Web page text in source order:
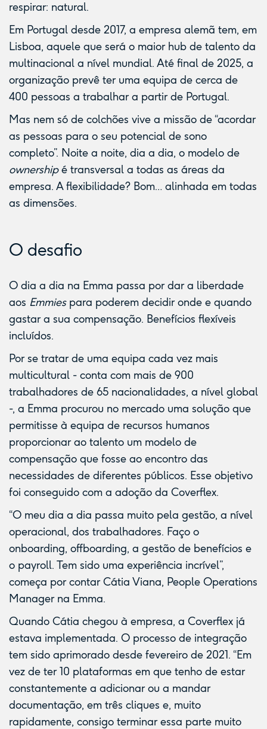
respirar: natural.
Em Portugal desde 2017, a empresa alemã tem, em
Lisboa, aquele que será o maior hub de talento da
multinacional a nível mundial. Até final de 2025, a
organização prevê ter uma equipa de cerca de
400 pessoas a trabalhar a partir de Portugal.
Mas nem só de colchões vive a missão de “acordar
as pessoas para o seu potencial de sono
completo”. Noite a noite, dia a dia, o modelo de
ownershipé transversal a todas as áreas da
empresa. A flexibilidade? Bom… alinhada em todas
as dimensões.
O desafio
O dia a dia na Emma passa por dar a liberdade
aos Emmiespara poderem decidir onde e quando
gastar a sua compensação. Benefícios flexíveis
incluídos.
Por se tratar de uma equipa cada vez mais
multicultural - conta com mais de 900
trabalhadores de 65 nacionalidades, a nível global
-, a Emma procurou no mercado uma solução que
permitisse à equipa de recursos humanos
proporcionar ao talento um modelo de
compensação que fosse ao encontro das
necessidades de diferentes públicos. Esse objetivo
foi conseguido com a adoção da Coverflex.
“O meu dia a dia passa muito pela gestão, a nível
operacional, dos trabalhadores. Faço o
onboarding, offboarding, a gestão de benefícios e
o payroll. Tem sido uma experiência incrível”,
começa por contar Cátia Viana, People Operations
Manager na Emma.
Quando Cátia chegou à empresa, a Coverflex já
estava implementada. O processo de integração
tem sido aprimorado desde fevereiro de 2021. “Em
vez de ter 10 plataformas em que tenho de estar
constantemente a adicionar ou a mandar
documentação, em três cliques e, muito
rapidamente, consigo terminar essa parte muito